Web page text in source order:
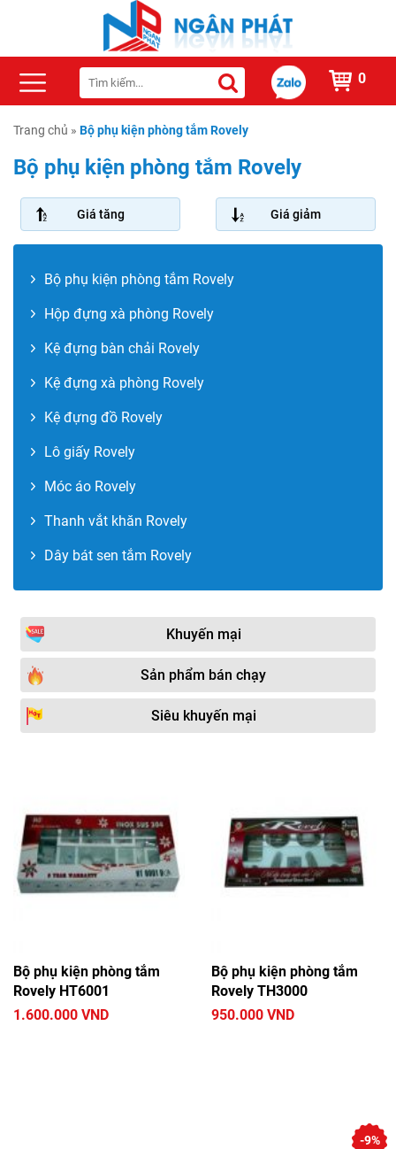
0
Trang chủ » Bộ phụ kiện phòng tắm Rovely
Bộ phụ kiện phòng tắm Rovely
Giá tăng Giá giảm
Bộ phụ kiện phòng tắm Rovely
Hộp đựng xà phòng Rovely
Kệ đựng bàn chải Rovely
Kệ đựng xà phòng Rovely
Kệ đựng đồ Rovely
Lô giấy Rovely
Móc áo Rovely
Thanh vắt khăn Rovely
Dây bát sen tắm Rovely
Khuyến mại
Sản phẩm bán chạy
Siêu khuyến mại
Bộ phụ kiện phòng tắm
Rovely HT6001
1.600.000 VND
Bộ phụ kiện phòng tắm
Rovely TH3000
950.000 VND
-9%